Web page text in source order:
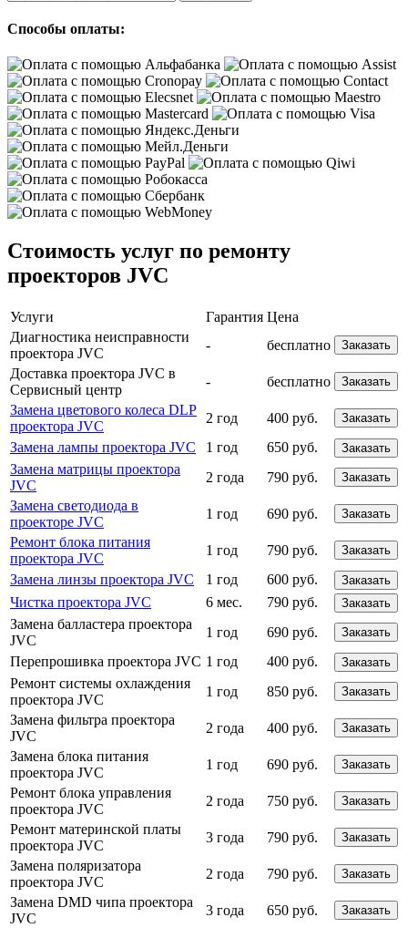
Способы оплаты:
Стоимость услуг по ремонту
проекторов JVC
Услуги Гарантия Цена
Диагностика неисправности
проектора JVC
- бесплатно Заказать
Доставка проектора JVC в
Сервисный центр
- бесплатно Заказать
Замена цветового колеса DLP
проектора JVC
2 год 400 руб. Заказать
Замена лампы проектора JVC 1 год 650 руб. Заказать
Замена матрицы проектора
JVC
2 года 790 руб. Заказать
Замена светодиода в
проекторе JVC
1 год 690 руб. Заказать
Ремонт блока питания
проектора JVC
1 год 790 руб. Заказать
Замена линзы проектора JVC 1 год 600 руб. Заказать
Чистка проектора JVC 6 мес. 790 руб. Заказать
Замена балластера проектора
JVC
1 год 690 руб. Заказать
Перепрошивка проектора JVC 1 год 400 руб. Заказать
Ремонт системы охлаждения
проектора JVC
1 год 850 руб. Заказать
Замена фильтра проектора
JVC
2 года 400 руб. Заказать
Замена блока питания
проектора JVC
1 год 690 руб. Заказать
Ремонт блока управления
проектора JVC
2 года 750 руб. Заказать
Ремонт материнской платы
проектора JVC
3 года 790 руб. Заказать
Замена поляризатора
проектора JVC
2 года 790 руб. Заказать
Замена DMD чипа проектора
JVC
3 года 650 руб. Заказать